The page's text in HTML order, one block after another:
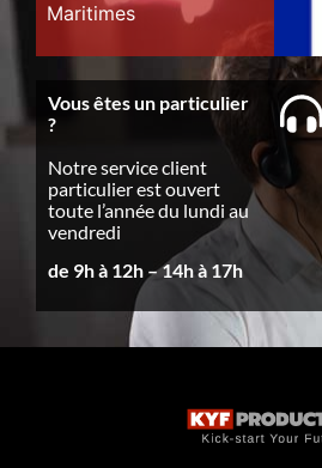
Maritimes
Vous êtes un particulier
?
Notre service client
particulier est ouvert
toute l’année du lundi au
vendredi
de 9h à 12h – 14h à 17h